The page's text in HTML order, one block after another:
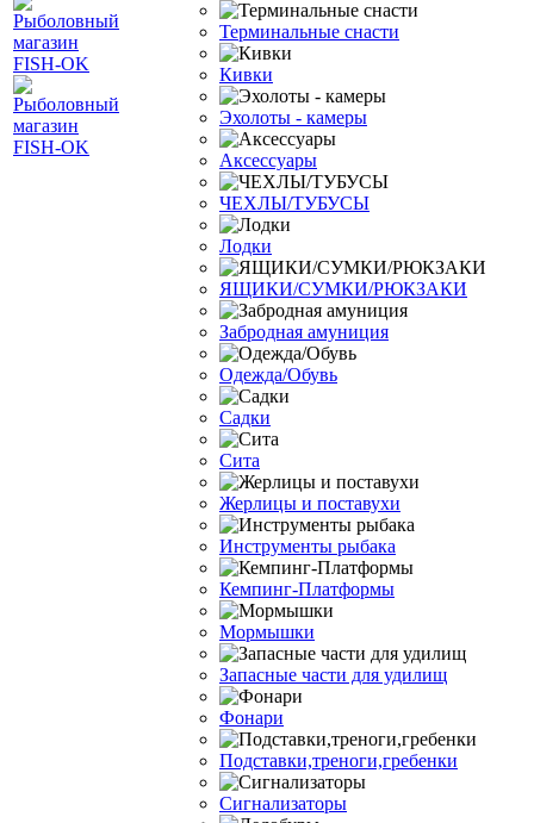
Терминальные снасти
Кивки
Эхолоты - камеры
Аксессуары
ЧЕХЛЫ/ТУБУСЫ
Лодки
ЯЩИКИ/СУМКИ/РЮКЗАКИ
Забродная амуниция
Одежда/Обувь
Садки
Сита
Жерлицы и поставухи
Инструменты рыбака
Кемпинг-Платформы
Мормышки
Запасные части для удилищ
Фонари
Подставки,треноги,гребенки
Сигнализаторы